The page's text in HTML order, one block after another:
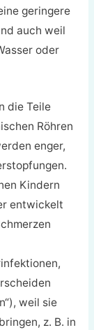
geringere
auch weil
oder
die Teile
Röhren
enger,
Kindern
entwickelt
weil sie
z. B. in